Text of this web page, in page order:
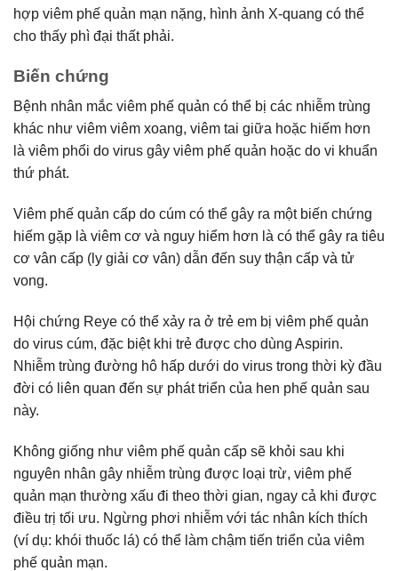
hợp viêm phế quản mạn nặng, hình ảnh X-quang có thể
cho thấy phì đại thất phải.
Biến chứng
Bệnh nhân mắc viêm phế quản có thể bị các nhiễm trùng
khác như viêm viêm xoang, viêm tai giữa hoặc hiếm hơn
là viêm phổi do virus gây viêm phế quản hoặc do vi khuẩn
thứ phát.
Viêm phế quản cấp do cúm có thể gây ra một biến chứng
hiếm gặp là viêm cơ và nguy hiểm hơn là có thể gây ra tiêu
cơ vân cấp (ly giải cơ vân) dẫn đến suy thận cấp và tử
vong.
Hội chứng Reye có thể xảy ra ở trẻ em bị viêm phế quản
do virus cúm, đặc biệt khi trẻ được cho dùng Aspirin.
Nhiễm trùng đường hô hấp dưới do virus trong thời kỳ đầu
đời có liên quan đến sự phát triển của hen phế quản sau
này.
Không giống như viêm phế quản cấp sẽ khỏi sau khi
nguyên nhân gây nhiễm trùng được loại trừ, viêm phế
quản mạn thường xấu đi theo thời gian, ngay cả khi được
điều trị tối ưu. Ngừng phơi nhiễm với tác nhân kích thích
(ví dụ: khói thuốc lá) có thể làm chậm tiến triển của viêm
phế quản mạn.